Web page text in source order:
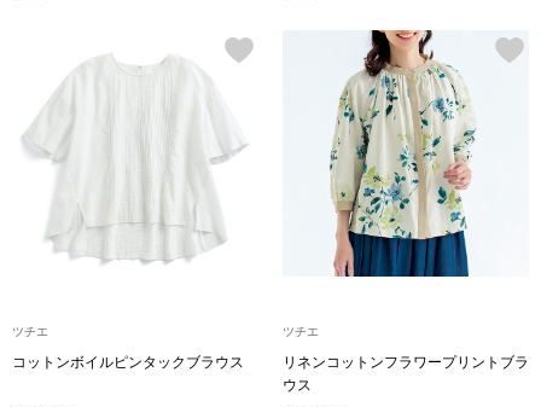
コート
ブルゾン
その他
トップス
Tシャツ／カッ
ツチエ
コットンボイルピンタックブラウス
ツチエ
リネンコットンフラワープリントブラ
ウス